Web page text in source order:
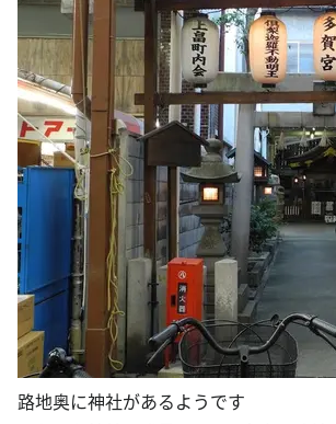
路地奥に神社があるようです
またまた神社を発見。しかし今度は路地